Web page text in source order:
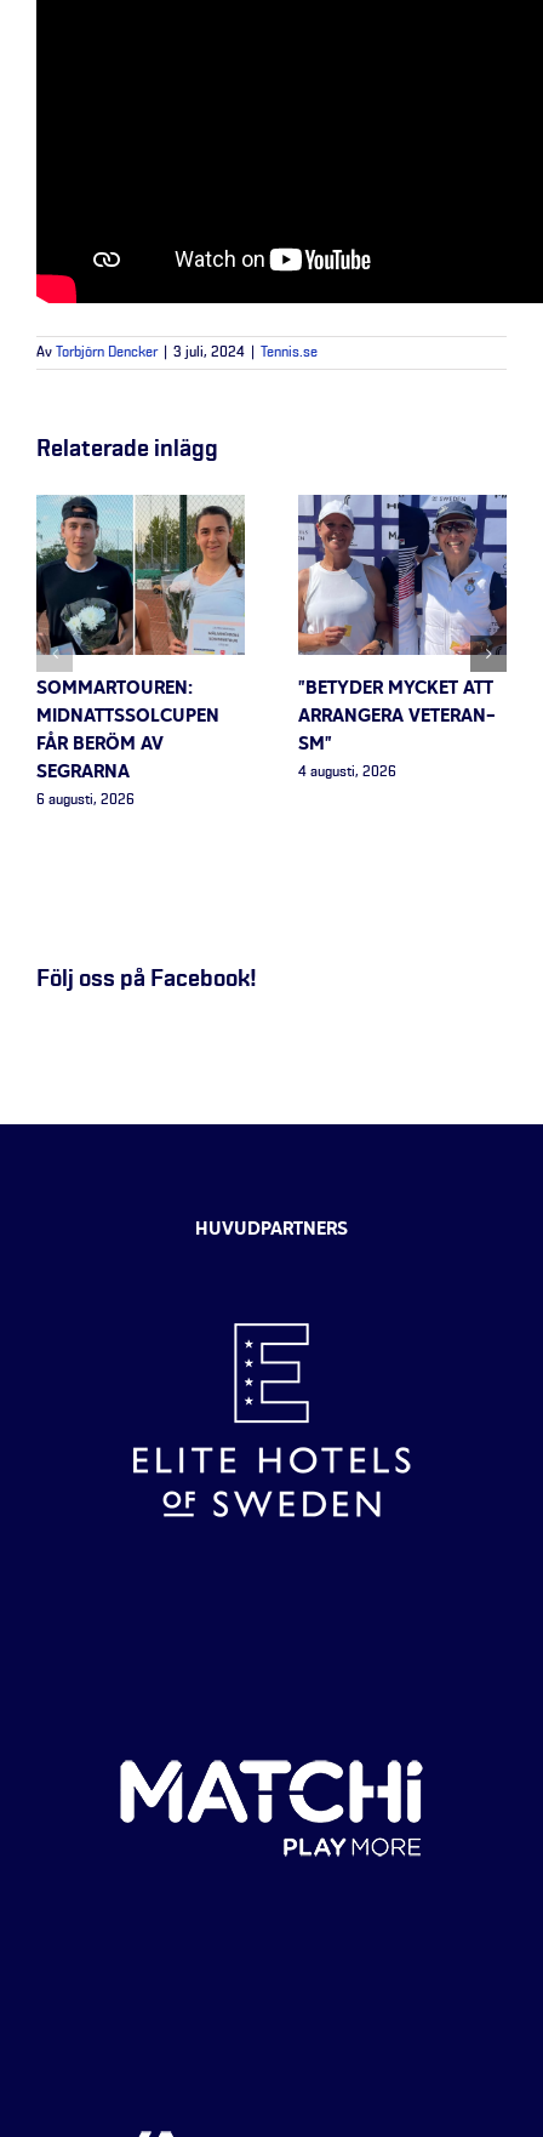
Av Torbjörn Dencker 3 juli, 2024 Tennis.se
Relaterade inlägg
SOMMARTOUREN:
MIDNATTSSOLCUPEN
FÅR BERÖM AV
SEGRARNA
6 augusti, 2026
”BETYDER MYCKET ATT
ARRANGERA VETERAN-
SM”
4 augusti, 2026
Följ oss på Facebook!
HUVUDPARTNERS